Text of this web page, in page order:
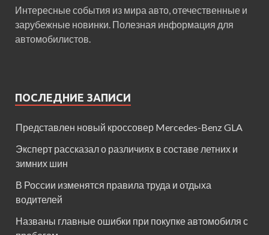
Интересные события из мира авто, отечественные и
зарубежные новинки. Полезная информация для
автомобилистов.
ПОСЛЕДНИЕ ЗАПИСИ
Представлен новый кроссовер Mercedes-Benz GLA
Эксперт рассказал о различиях в составе летних и
зимних шин
В России изменятся правила труда и отдыха
водителей
Названы главные ошибки при покупке автомобиля с